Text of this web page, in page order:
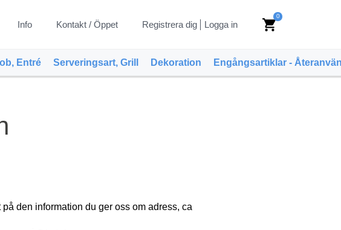
Info Kontakt / Öppet Registrera dig Logga in
0
shopping_cart
Entré Serveringsart, Grill Dekoration Engångsartiklar -
den information du ger oss om adress, ca